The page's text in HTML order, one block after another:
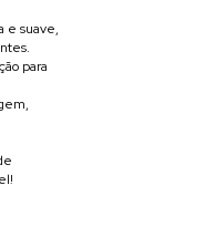
e suave,
para